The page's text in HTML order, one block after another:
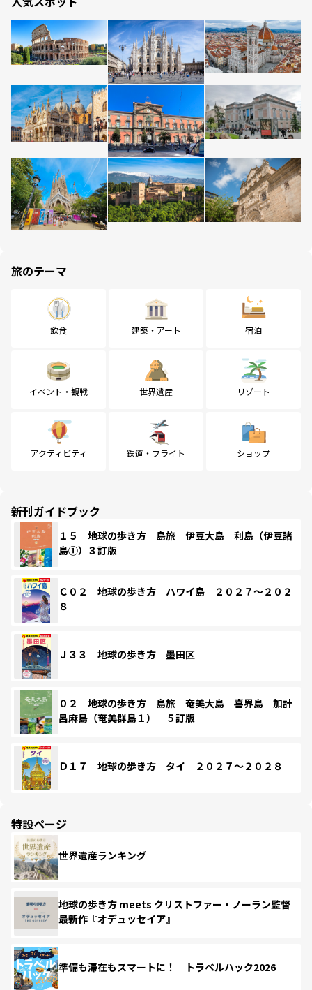
旅のテーマ
飲食 建築・アート 宿泊
イベント・観戦 世界遺産 リゾート
アクティビティ 鉄道・フライト ショップ
新刊ガイドブック
１５ 地球の歩き方 島旅 伊豆大島 利島（伊豆諸
島①）３訂版
Ｃ０２ 地球の歩き方 ハワイ島 ２０２７～２０２
８
Ｊ３３ 地球の歩き方 墨田区
０２ 地球の歩き方 島旅 奄美大島 喜界島 加計
呂麻島（奄美群島１） ５訂版
Ｄ１７ 地球の歩き方 タイ ２０２７～２０２８
特設ページ
世界遺産ランキング
地球の歩き方 meets クリストファー・ノーラン監督
最新作『オデュッセイア』
準備も滞在もスマートに！ トラベルハック2026